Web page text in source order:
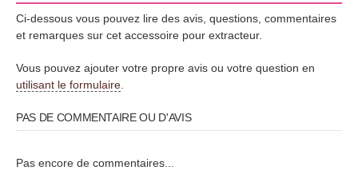
Ci-dessous vous pouvez lire des avis, questions, commentaires
et remarques sur cet accessoire pour extracteur.
Vous pouvez ajouter votre propre avis ou votre question en
utilisant le formulaire
PAS DE COMMENTAIRE OU D'AVIS
Pas encore de commentaires...